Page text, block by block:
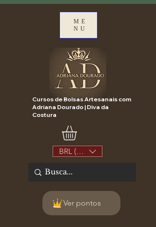
ME
NU
Cursos de Bolsas Artesanais com
Adriana Dourado | Diva da
Costura
BRL (R$)
Ver pontos